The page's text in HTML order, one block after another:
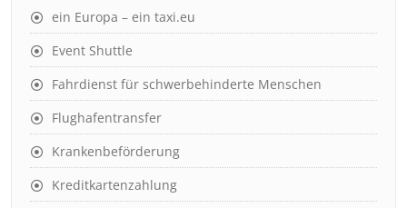
ein Europa – ein taxi.eu
Event Shuttle
Fahrdienst für schwerbehinderte Menschen
Flughafentransfer
Krankenbeförderung
Kreditkartenzahlung